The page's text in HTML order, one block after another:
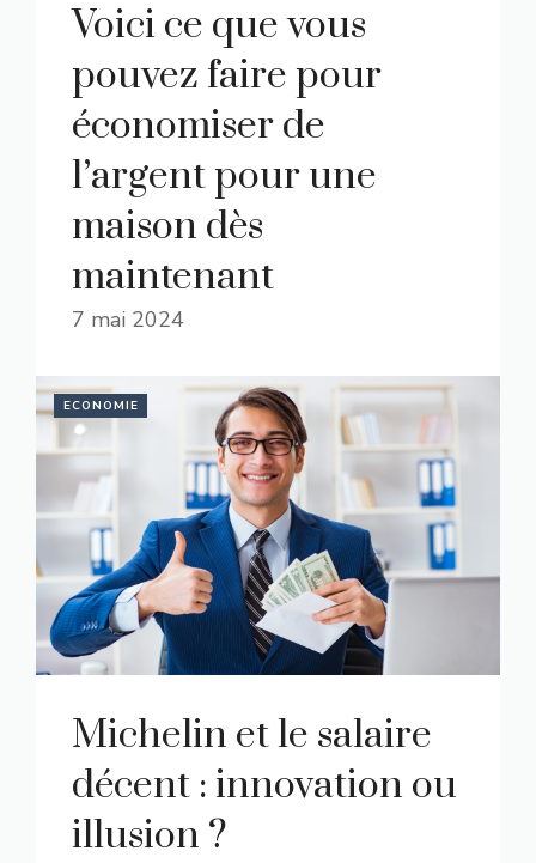
Voici ce que vous
pouvez faire pour
économiser de
l’argent pour une
maison dès
maintenant
7 mai 2024
ECONOMIE
Michelin et le salaire
décent : innovation ou
illusion ?